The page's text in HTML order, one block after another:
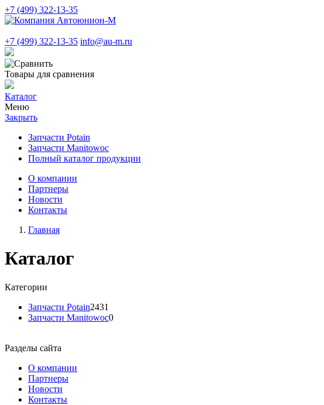
+7 (499) 322-13-35
+7 (499) 322-13-35 info@au-m.ru
Товары для сравнения
Каталог
Меню
Закрыть
Запчасти Potain
Запчасти Manitowoc
Полный каталог продукции
О компании
Партнеры
Новости
Контакты
Главная
Каталог
Категории
Запчасти Potain2431
Запчасти Manitowoc0
Разделы сайта
О компании
Партнеры
Новости
Контакты